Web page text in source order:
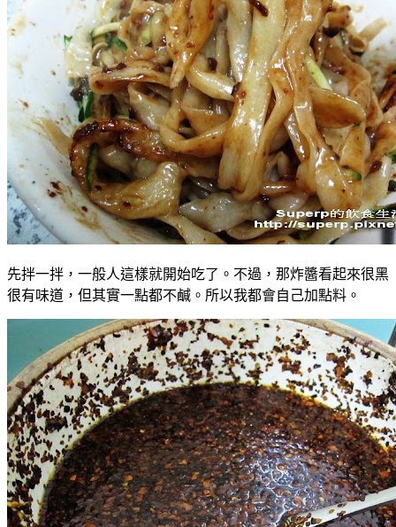
先拌一拌，一般人這樣就開始吃了。不過，那炸醬看起來很黑
很有味道，但其實一點都不鹹。所以我都會自己加點料。